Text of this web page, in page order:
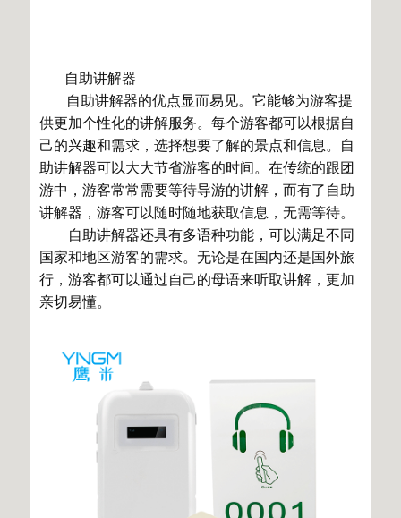
自助讲解器
自助讲解器的优点显而易见。它能够为游客提
供更加个性化的讲解服务。每个游客都可以根据自
己的兴趣和需求，选择想要了解的景点和信息。自
助讲解器可以大大节省游客的时间。在传统的跟团
游中，游客常常需要等待导游的讲解，而有了自助
讲解器，游客可以随时随地获取信息，无需等待。
自助讲解器还具有多语种功能，可以满足不同
国家和地区游客的需求。无论是在国内还是国外旅
行，游客都可以通过自己的母语来听取讲解，更加
亲切易懂。